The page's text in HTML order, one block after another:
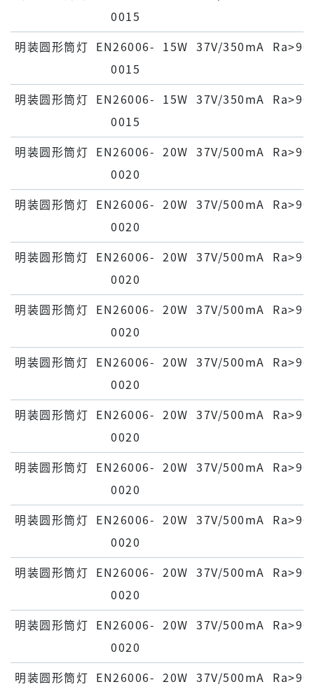
0015
明装圆形筒灯
EN26006-
0015
15W 37V/350mA Ra>90
明装圆形筒灯
EN26006-
0015
15W 37V/350mA Ra>90
明装圆形筒灯
EN26006-
0020
20W 37V/500mA Ra>90
明装圆形筒灯
EN26006-
0020
20W 37V/500mA Ra>90
明装圆形筒灯
EN26006-
0020
20W 37V/500mA Ra>90
明装圆形筒灯
EN26006-
0020
20W 37V/500mA Ra>90
明装圆形筒灯
EN26006-
0020
20W 37V/500mA Ra>90
明装圆形筒灯
EN26006-
0020
20W 37V/500mA Ra>90
明装圆形筒灯
EN26006-
0020
20W 37V/500mA Ra>90
明装圆形筒灯
EN26006-
0020
20W 37V/500mA Ra>90
明装圆形筒灯
EN26006-
0020
20W 37V/500mA Ra>90
明装圆形筒灯
EN26006-
0020
20W 37V/500mA Ra>90
明装圆形筒灯
EN26006-
20W 37V/500mA Ra>90